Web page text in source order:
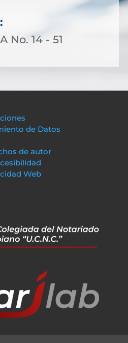
No. 14 - 51
de Datos
de autor
Web